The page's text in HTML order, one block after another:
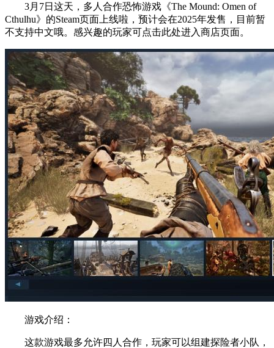
3月7日这天，多人合作恐怖游戏《The Mound: Omen of
Cthulhu》的Steam页面上线啦，预计会在2025年发售，目前暂
不支持中文哦。感兴趣的玩家可点击此处进入商店页面。
游戏介绍：
这款游戏最多允许四人合作，玩家可以组建探险者小队，